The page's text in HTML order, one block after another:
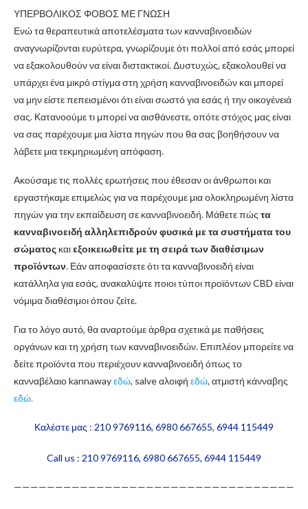
ΥΠΕΡΒΟΛΙΚΟΣ ΦΟΒΟΣ ΜΕ ΓΝΩΣΗ
Ενώ τα θεραπευτικά αποτελέσματα των κανναβινοειδών
αναγνωρίζονται ευρύτερα, γνωρίζουμε ότι πολλοί από εσάς μπορεί
να εξακολουθούν να είναι διστακτικοί. Δυστυχώς, εξακολουθεί να
υπάρχει ένα μικρό στίγμα στη χρήση κανναβινοειδών και μπορεί
να μην είστε πεπεισμένοι ότι είναι σωστό για εσάς ή την οικογένειά
σας. Κατανοούμε τι μπορεί να αισθάνεστε, οπότε στόχος μας είναι
να σας παρέχουμε μια λίστα πηγών που θα σας βοηθήσουν να
λάβετε μια τεκμηριωμένη απόφαση.
Ακούσαμε τις πολλές ερωτήσεις που έθεσαν οι άνθρωποι και
εργαστήκαμε επιμελώς για να παρέχουμε μια ολοκληρωμένη λίστα
πηγών για την εκπαίδευση σε κανναβινοειδή. Μάθετε πώς τα
κανναβινοειδή αλληλεπιδρούν φυσικά με τα συστήματα του
σώματος καιεξοικειωθείτε με τη σειρά των διαθέσιμων
προϊόντων. Εάν αποφασίσετε ότι τα κανναβινοειδή είναι
κατάλληλα για εσάς, ανακαλύψτε ποιοι τύποι προϊόντων CBD είναι
νόμιμα διαθέσιμοι όπου ζείτε.
Για το λόγο αυτό, θα αναρτούμε άρθρα σχετικά με παθήσεις
οργάνων και τη χρήση των κανναβινοειδών. Επιπλέον μπορείτε να
δείτε προϊόντα που περιέχουν κανναβινοειδή όπως το
κανναβέλαιο kannawayεδώ, salve αλοιφή εδώ, ατμιστή κάνναβης
εδώ.
Καλέστε μας : 210 9769116, 6980 667655, 6944 115449
Call us : 210 9769116, 6980 667655, 6944 115449
——————————————————————————————————